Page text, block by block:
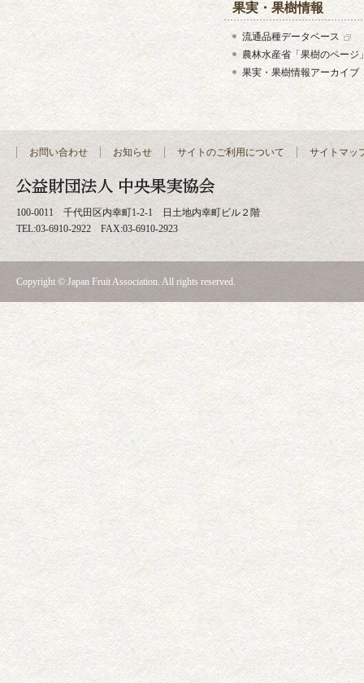
果実・果樹情報
流通品種データベース
農林水産省「果樹のページ
果実・果樹情報アーカイブ
お問い合わせ お知らせ サイトのご利用について サイトマッ
100-0011 千代田区内幸町1-2-1 日土地内幸町ビル２階
TEL:03-6910-2922 FAX:03-6910-2923
Copyright © Japan Fruit Association. All rights reserved.